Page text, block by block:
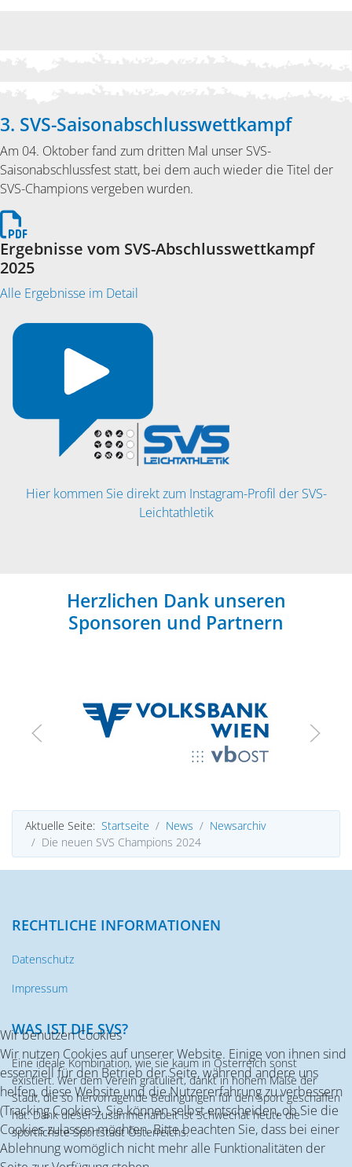
3. SVS-Saisonabschlusswettkampf
Am 04. Oktober fand zum dritten Mal unser SVS-
Saisonabschlussfest statt, bei dem auch wieder die Titel der
SVS-Champions vergeben wurden.
Ergebnisse vom SVS-Abschlusswettkampf
2025
Alle Ergebnisse im Detail
Hier kommen Sie direkt zum Instagram-Profil der SVS-
Leichtathletik
Herzlichen Dank unseren
Sponsoren und Partnern
Aktuelle Seite: Startseite News
Newsarchiv
Die neuen SVS Champions 2024
RECHTLICHE INFORMATIONEN
Datenschutz
Impressum
WAS IST DIE SVS?
Eine ideale Kombination, wie sie kaum in Österreich sonst
existiert. Wer dem Verein gratuliert, dankt in hohem Maße der
Stadt, die so hervorragende Bedingungen für den Sport geschaffen
hat. Dank dieser Zusammenarbeit ist Schwechat heute die
sportlichste Sportstadt Österreichs.
Wir benutzen Cookies
Wir nutzen Cookies auf unserer Website. Einige von ihnen sind
essenziell für den Betrieb der Seite, während andere uns
helfen, diese Website und die Nutzererfahrung zu verbessern
(Tracking Cookies). Sie können selbst entscheiden, ob Sie die
Cookies zulassen möchten. Bitte beachten Sie, dass bei einer
Ablehnung womöglich nicht mehr alle Funktionalitäten der